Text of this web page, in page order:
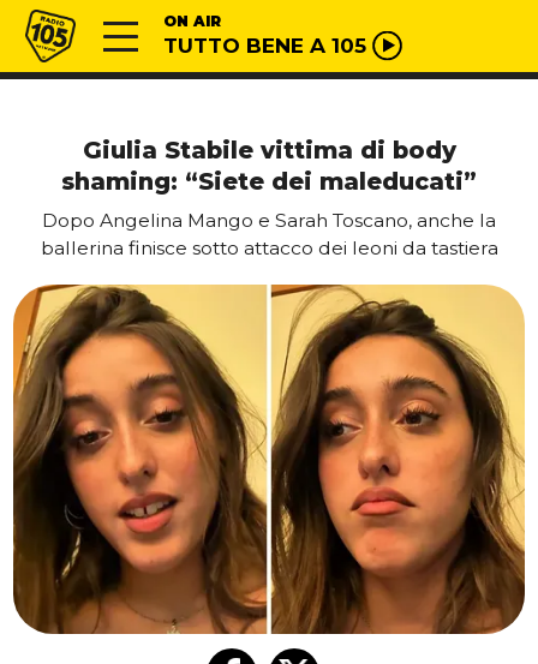
Vai al contenuto
Radio 105 ON AIR
TUTTO BENE A 105
Giulia Stabile vittima di body
shaming: “Siete dei maleducati”
Dopo Angelina Mango e Sarah Toscano, anche la
ballerina finisce sotto attacco dei leoni da tastiera